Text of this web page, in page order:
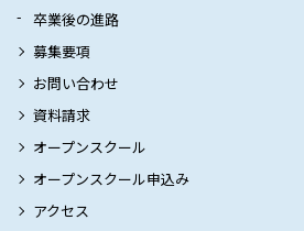
卒業後の進路
募集要項
お問い合わせ
資料請求
オープンスクール
オープンスクール申込み
アクセス